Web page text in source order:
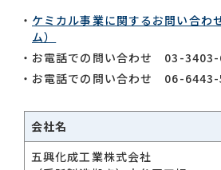
ケミカル事業に関するお問い合わ
ム）
お電話での問い合わせ 03-3403-
お電話での問い合わせ 06-6443-
会社名
五興化成工業株式会社